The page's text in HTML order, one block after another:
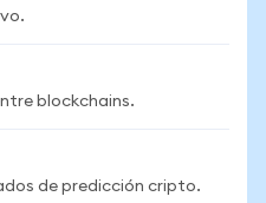
blockchains.
de predicción cripto.